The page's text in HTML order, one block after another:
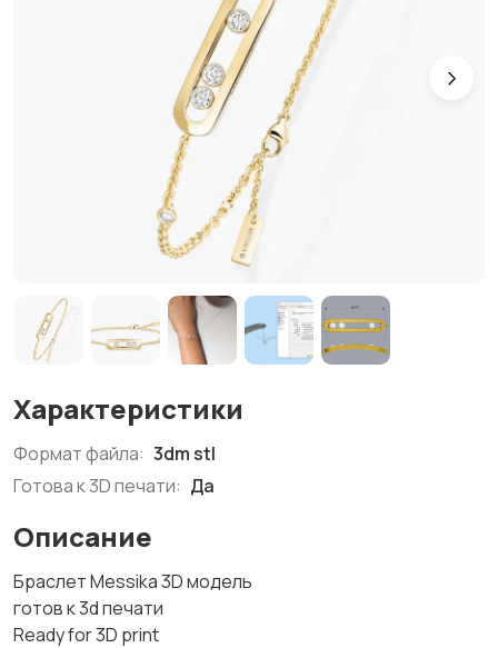
Характеристики
Формат файла: 3dm stl
Готова к 3D печати: Да
Описание
Браслет Messika 3D модель
готов к 3d печати
Ready for 3D print